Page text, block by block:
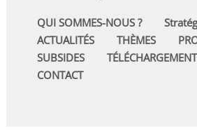
QUI SOMMES-NOUS ?
ACTUALITÉS
THÈMES
SUBSIDES
CONTACT